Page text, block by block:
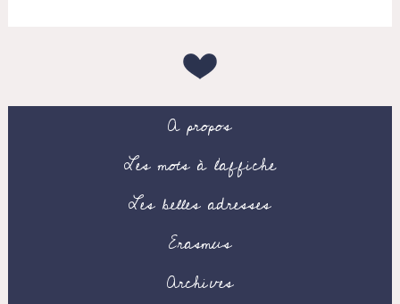
A propos
Les mots à l’affiche
Les belles adresses
Erasmus
Archives